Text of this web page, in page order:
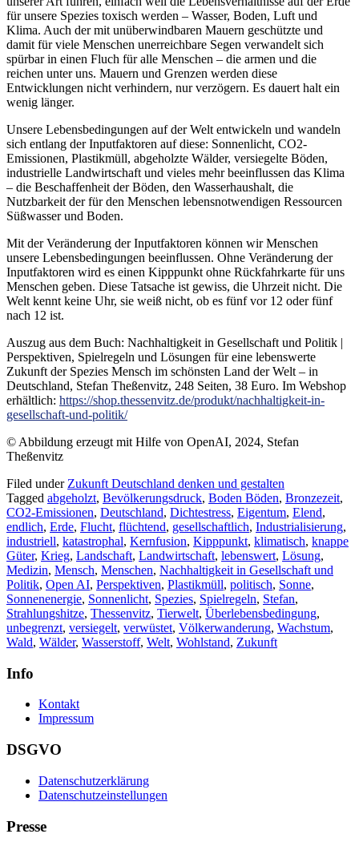
für unsere Spezies toxisch werden – Wasser, Boden, Luft und
Klima. Auch der mit unüberwindbaren Mauern geschützte und
damit für viele Menschen unerreichbare Segen verwandelt sich
spürbar in einen Fluch für alle Menschen – die armen und die
reichen unter uns. Mauern und Grenzen werden diese
Entwicklungen nicht verhindern, nur verzögern. Es dauert halt ein
wenig länger.
Unsere Lebensbedingungen auf der Welt entwickeln und wandeln
sich entlang der Inputfaktoren auf diese: Sonnenlicht, CO2-
Emissionen, Plastikmüll, abgeholzte Wälder, versiegelte Böden,
industrielle Landwirtschaft und vieles mehr beeinflussen das Klima
– die Beschaffenheit der Böden, den Wasserhaushalt, die
Nutzbarkeit der für den Menschen lebensnotwendigen Ressourcen
Süßwasser und Boden.
Mit der Veränderung der Inputfaktoren können wir Menschen
unsere Lebensbedingungen beeinflussen. Ohne Veränderung der
Inputfaktoren wird es einen Kipppunkt ohne Rückfahrkarte für uns
Menschen geben. Diese Tatsache ist gewiss, die Uhrzeit nicht. Die
Welt kennt keine Uhr, sie weiß nicht, ob es fünf vor 12 oder fünf
nach 12 ist.
Auszug aus dem Buch: Nachhaltigkeit in Gesellschaft und Politik |
Perspektiven, Spielregeln und Lösungen für eine lebenswerte
Zukunft der Spezies Mensch im schönsten Land der Welt – in
Deutschland, Stefan Theßenvitz, 248 Seiten, 38 Euro. Im Webshop
erhältlich: https://shop.thessenvitz.de/produkt/nachhaltigkeit-in-
gesellschaft-und-politik/
© Abbildung erzeugt mit Hilfe von OpenAI, 2024, Stefan
Theßenvitz
Filed under Zukunft Deutschland denken und gestalten
Tagged abgeholzt, Bevölkerungsdruck, Boden Böden, Bronzezeit,
CO2-Emissionen, Deutschland, Dichtestress, Eigentum, Elend,
endlich, Erde, Flucht, flüchtend, gesellschaftlich, Industrialisierung,
industriell, katastrophal, Kernfusion, Kipppunkt, klimatisch, knappe
Güter, Krieg, Landschaft, Landwirtschaft, lebenswert, Lösung,
Medizin, Mensch, Menschen, Nachhaltigkeit in Gesellschaft und
Politik, Open AI, Perspektiven, Plastikmüll, politisch, Sonne,
Sonnenenergie, Sonnenlicht, Spezies, Spielregeln, Stefan,
Strahlungshitze, Thessenvitz, Tierwelt, Überlebensbedingung,
unbegrenzt, versiegelt, verwüstet, Völkerwanderung, Wachstum,
Wald, Wälder, Wasserstoff, Welt, Wohlstand, Zukunft
Info
Kontakt
Impressum
DSGVO
Datenschutzerklärung
Datenschutzeinstellungen
Presse